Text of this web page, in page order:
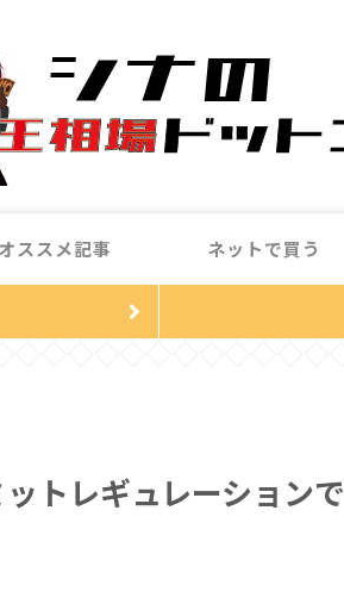
オススメ記事 ネットで買う
トレギュレーションで